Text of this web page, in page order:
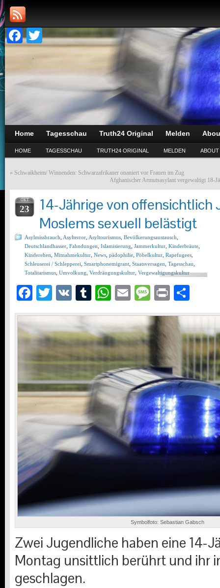
Facebook
Twitter
Home Tagesschau Truth24 Original Melden
HOME TAGESSCHAU TRUTH24 ORIGINAL MELDEN ABOUT
« Schwaikheim/ Winnenden: Schwarzafrikaner onaniert vor Frauen im Zug
Afghanischer Armutsasylant vergewaltigt 18-
OKT
23
14-Jährige von offensichtlich
Moslems sexuell belästigt
Asylmissbrauch Asylterror Asyltourismus Bevölkerungsaustausch
Deutschlandhasser Fahndungen Islamisierung Jammerkultur Kinderbräute
Kinderehen Mitnahmekultur News pädophilie Pöbelkultur Rapefugees
Schleuserei / Schlepperei Smartphonemigrant Staatsversagen Tagesschau
Totalitarismus Umvolkung Verdrängungskultur Vergewaltigungskultur
Facebook
Twitter
VK Tumblr
WhatsApp
EmailMessage
Print
Symbolfoto: Sebastian Gabsch
Zwei Jugendliche haben eine 14-
Montag unsittlich berührt und ihr
geschlagen.